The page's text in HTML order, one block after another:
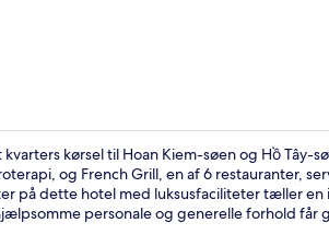
kørsel til Hoan Kiem-søen og Hồ Tây-
og French Grill, en af 6 restauranter,
på dette hotel med luksusfaciliteter tæller en
personale og generelle forhold får